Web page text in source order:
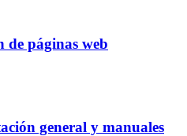
de páginas web
general y manuales